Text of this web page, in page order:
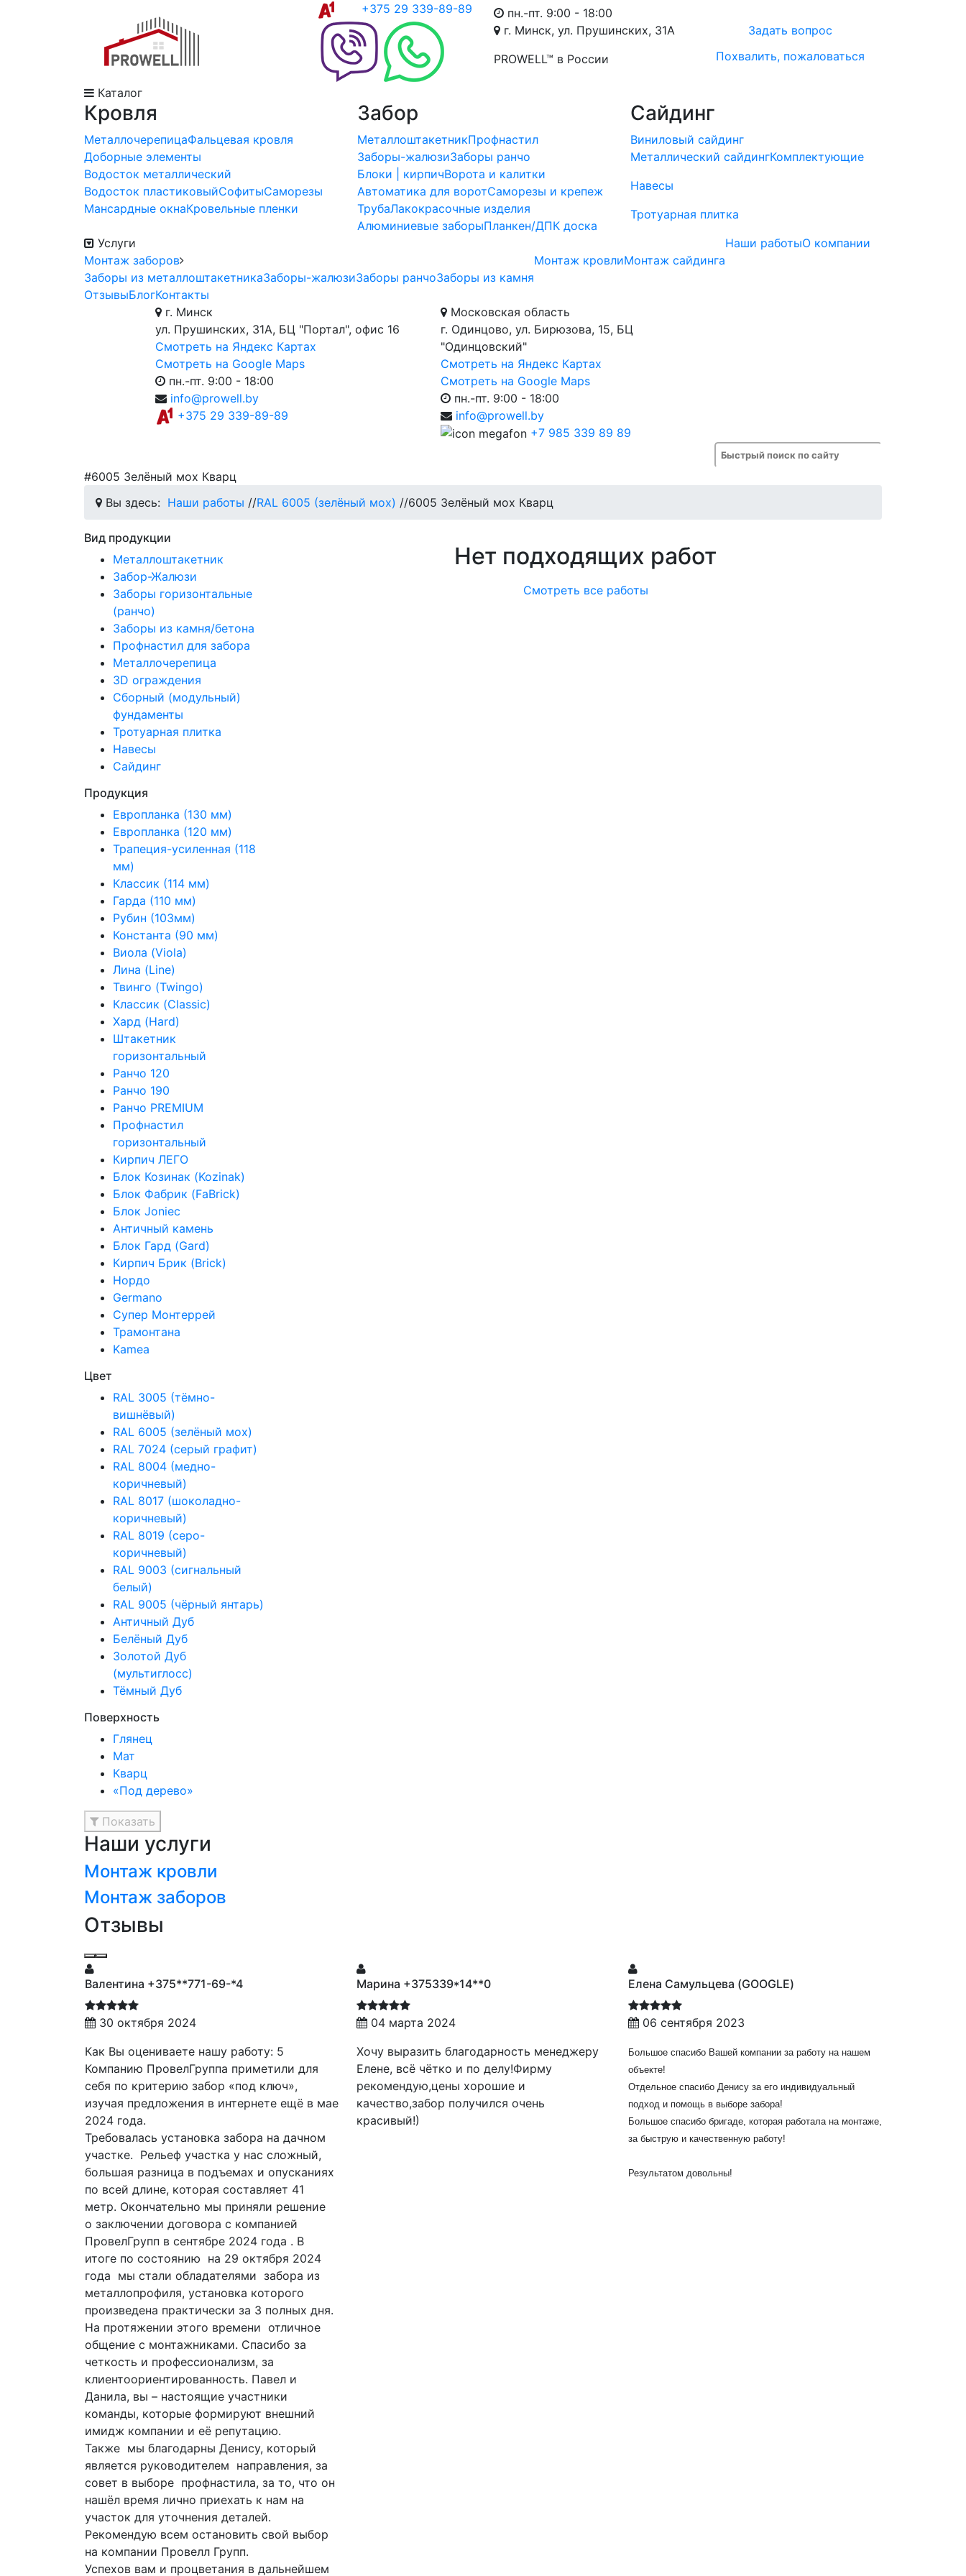
+375 29 339-89-89
пн.-пт. 9:00 - 18:00
г. Минск, ул. Прушинских, 31А
PROWELL™ в России
Задать вопрос
Похвалить, пожаловаться
Каталог
Кровля
МеталлочерепицаФальцевая кровля
Доборные элементы
Водосток металлический
Водосток пластиковыйСофитыСаморезы
Мансардные окнаКровельные пленки
Забор
МеталлоштакетникПрофнастил
Заборы-жалюзиЗаборы ранчо
Блоки | кирпичВорота и калитки
Автоматика для воротСаморезы и крепеж
ТрубаЛакокрасочные изделия
Алюминиевые заборыПланкен/ДПК доска
Сайдинг
Виниловый сайдинг
Металлический сайдингКомплектующие
Навесы
Тротуарная плитка
Услуги
Монтаж заборов
Заборы из металлоштакетникаЗаборы-жалюзиЗаборы ранчоЗаборы из камня
Монтаж кровлиМонтаж сайдинга
Наши работыО компании
ОтзывыБлогКонтакты
г. Минск
ул. Прушинских, 31А, БЦ "Портал", офис 16
Смотреть на Яндекс Картах
Смотреть на Google Maps
пн.-пт. 9:00 - 18:00
info@prowell.by
+375 29 339-89-89
Московская область
г. Одинцово, ул. Бирюзова, 15, БЦ
"Одинцовский"
Смотреть на Яндекс Картах
Смотреть на Google Maps
пн.-пт. 9:00 - 18:00
info@prowell.by
+7 985 339 89 89
#6005 Зелёный мох Кварц
Вы здесь: Наши работы //RAL 6005 (зелёный мох) //6005 Зелёный мох Кварц
Вид продукции
Металлоштакетник
Забор-Жалюзи
Заборы горизонтальные
(ранчо)
Заборы из камня/бетона
Профнастил для забора
Металлочерепица
3D ограждения
Сборный (модульный)
фундаменты
Тротуарная плитка
Навесы
Сайдинг
Продукция
Европланка (130 мм)
Европланка (120 мм)
Трапеция-усиленная (118
мм)
Классик (114 мм)
Гарда (110 мм)
Рубин (103мм)
Константа (90 мм)
Виола (Viola)
Лина (Line)
Твинго (Twingo)
Классик (Classic)
Хард (Hard)
Штакетник
горизонтальный
Ранчо 120
Ранчо 190
Ранчо PREMIUM
Профнастил
горизонтальный
Кирпич ЛЕГО
Блок Козинак (Kozinak)
Блок Фабрик (FaBrick)
Блок Joniec
Античный камень
Блок Гард (Gard)
Кирпич Брик (Brick)
Нордо
Germano
Супер Монтеррей
Трамонтана
Kamea
Цвет
RAL 3005 (тёмно-
вишнёвый)
RAL 6005 (зелёный мох)
RAL 7024 (серый графит)
RAL 8004 (медно-
коричневый)
RAL 8017 (шоколадно-
коричневый)
RAL 8019 (серо-
коричневый)
RAL 9003 (сигнальный
белый)
RAL 9005 (чёрный янтарь)
Античный Дуб
Белёный Дуб
Золотой Дуб
(мультиглосс)
Тёмный Дуб
Поверхность
Глянец
Мат
Кварц
«Под дерево»
Показать
Нет подходящих работ
Смотреть все работы
Наши услуги
Монтаж кровли
Монтаж заборов
Отзывы
Валентина +375**771-69-*4
30 октября 2024
Как Вы оцениваете нашу работу: 5
Компанию ПровелГруппа приметили для
себя по критерию забор «под ключ»,
изучая предложения в интернете ещё в мае
2024 года.
Требовалась установка забора на дачном
участке. Рельеф участка у нас сложный,
большая разница в подъемах и опусканиях
по всей длине, которая составляет 41
метр. Окончательно мы приняли решение
о заключении договора с компанией
ПровелГрупп в сентябре 2024 года . В
итоге по состоянию на 29 октября 2024
года мы стали обладателями забора из
металлопрофиля, установка которого
произведена практически за 3 полных дня.
На протяжении этого времени отличное
общение с монтажниками. Спасибо за
четкость и профессионализм, за
клиентоориентированность. Павел и
Данила, вы – настоящие участники
команды, которые формируют внешний
имидж компании и её репутацию.
Также мы благодарны Денису, который
является руководителем направления, за
совет в выборе профнастила, за то, что он
нашёл время лично приехать к нам на
участок для уточнения деталей.
Рекомендую всем остановить свой выбор
на компании Провелл Групп.
Успехов вам и процветания в дальнейшем
Марина +375339*14**0
04 марта 2024
Хочу выразить благодарность менеджеру
Елене, всё чётко и по делу!Фирму
рекомендую,цены хорошие и
качество,забор получился очень
красивый!)
Елена Самульцева (GOOGLE)
06 сентября 2023
Большое спасибо Вашей компании за работу на нашем
объекте!
Отдельное спасибо Денису за его индивидуальный
подход и помощь в выборе забора!
Большое спасибо бригаде, которая работала на монтаже,
за быструю и качественную работу!
Результатом довольны!